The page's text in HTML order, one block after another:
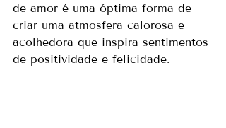
de amor é uma óptima forma de
criar uma atmosfera calorosa e
acolhedora que inspira sentimentos
de positividade e felicidade.